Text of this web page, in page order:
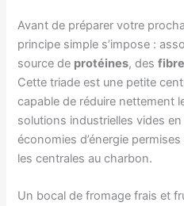
Avant de préparer votre
principe simple s’impose :
source de protéines, des
Cette triade est une petite
capable de réduire nettement
solutions industrielles vides
économies d’énergie
les centrales au charbon.
Un bocal de fromage frais et